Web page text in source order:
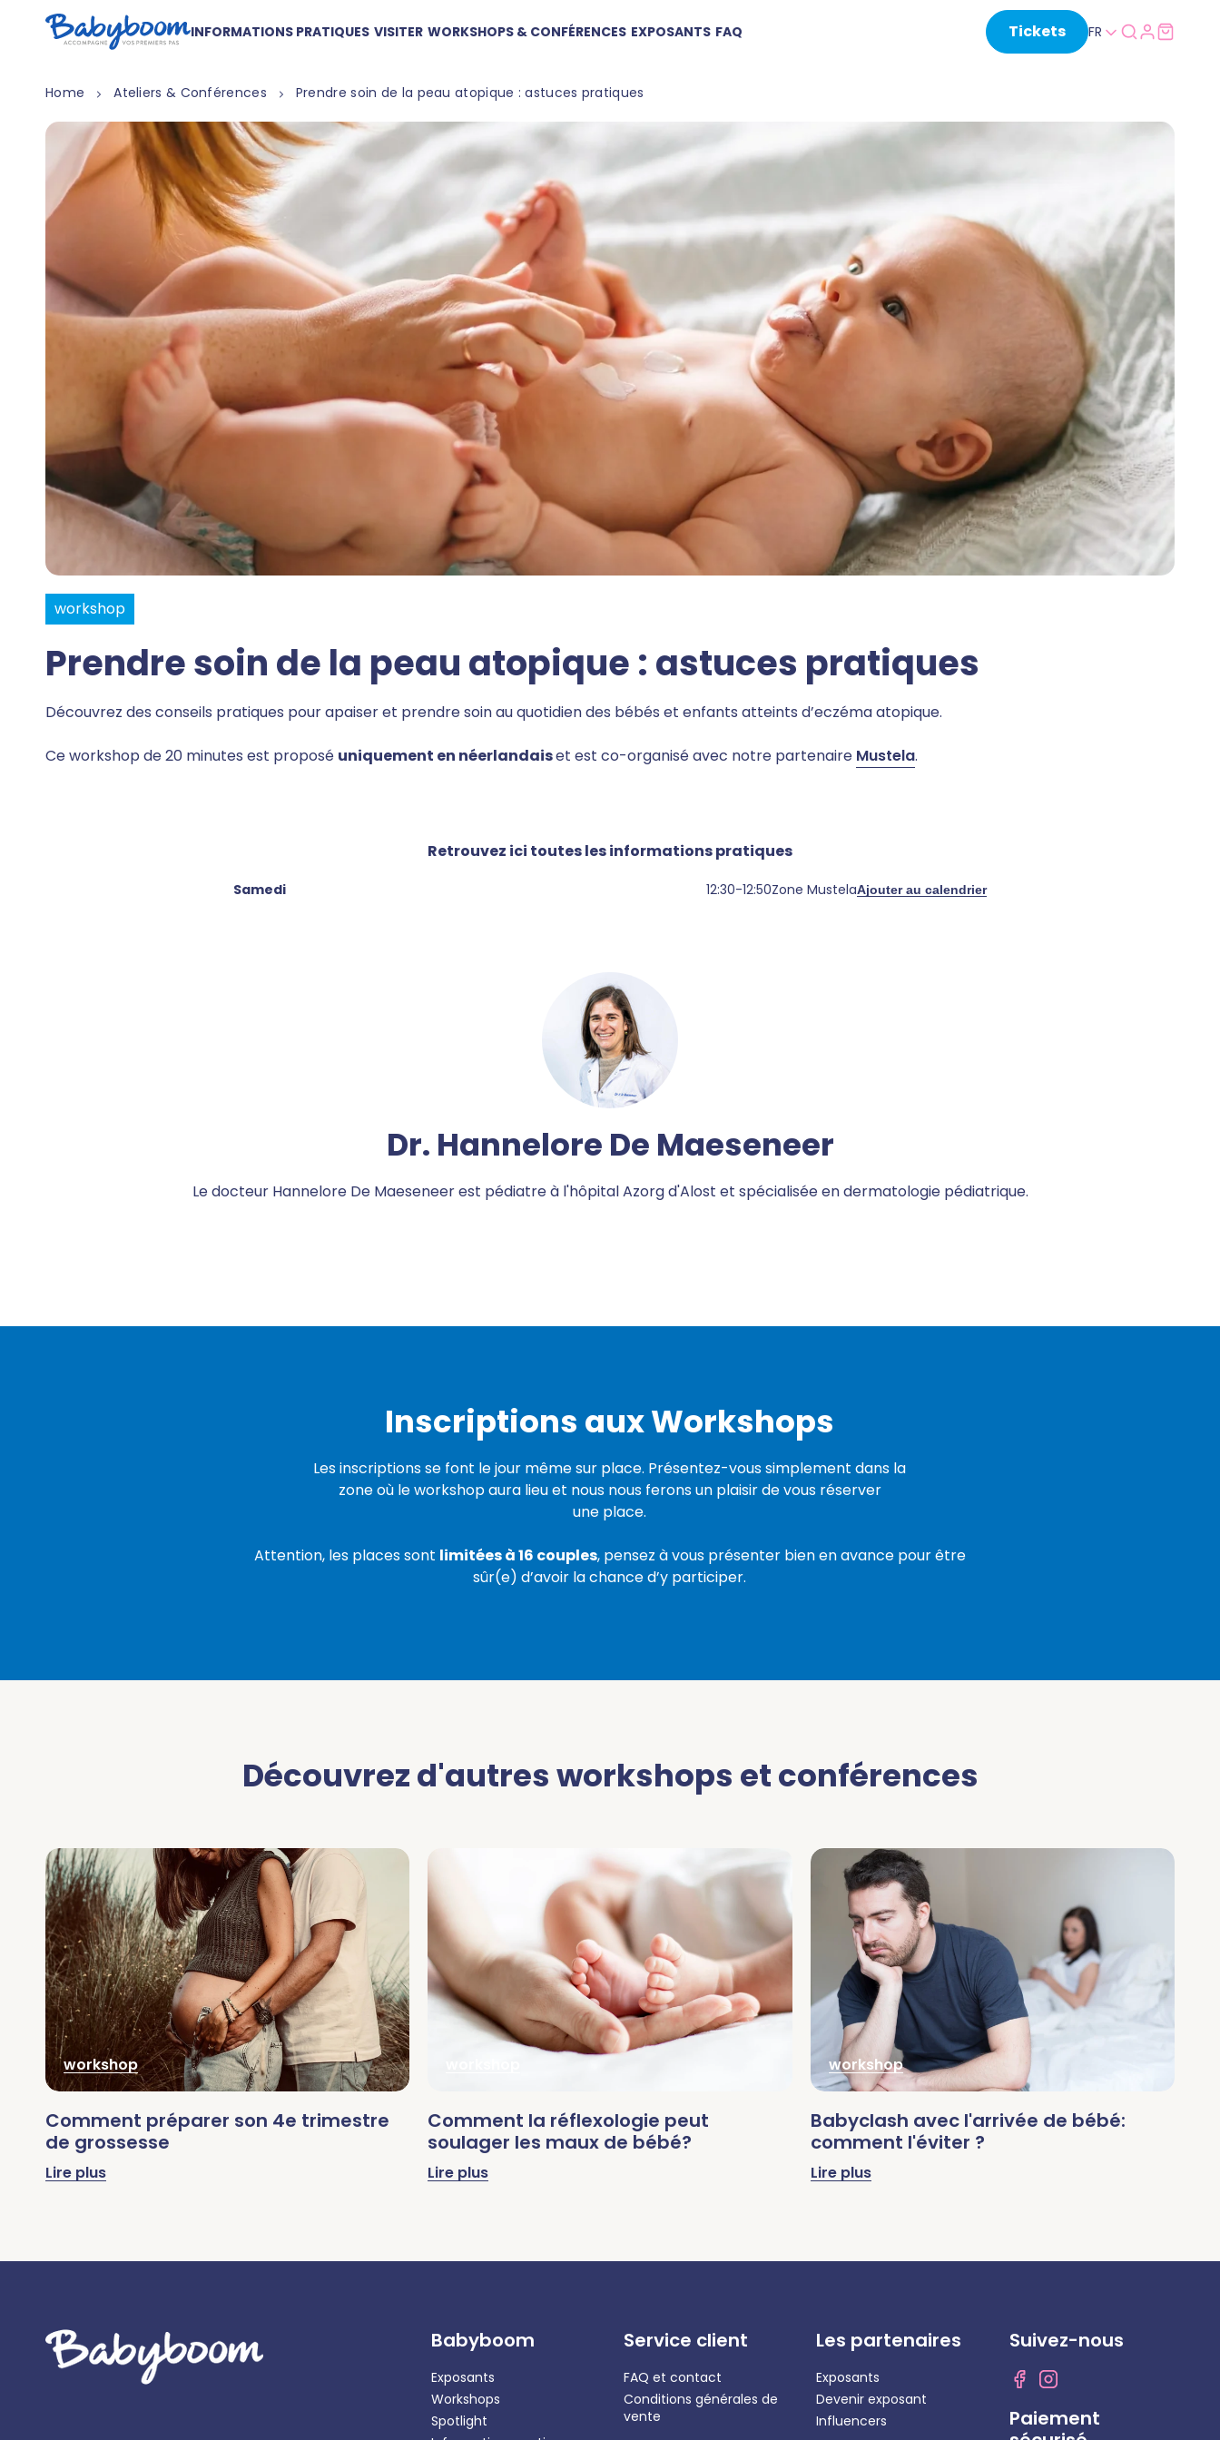
INFORMATIONS PRATIQUES VISITER WORKSHOPS & CONFÉRENCES EXPOSANTS FAQ Tickets FR
Home Ateliers & Conférences Prendre soin de la peau atopique : astuces pratiques
workshop
Prendre soin de la peau atopique : astuces pratiques
Découvrez des conseils pratiques pour apaiser et prendre soin au quotidien des bébés et enfants atteints d’eczéma atopique.
Ce workshop de 20 minutes est proposé uniquement en néerlandaiset est co-organisé avec notre partenaire Mustela.
Retrouvez ici toutes les informations pratiques
Samedi 12:30-12:50Zone MustelaAjouter au calendrier
Dr. Hannelore De Maeseneer
Le docteur Hannelore De Maeseneer est pédiatre à l'hôpital Azorg d'Alost et spécialisée en dermatologie pédiatrique.
Inscriptions aux Workshops
Les inscriptions se font le jour même sur place. Présentez-vous simplement dans la
zone où le workshop aura lieu et nous nous ferons un plaisir de vous réserver
une place.
Attention, les places sont limitées à 16 couples, pensez à vous présenter bien en avance pour être
sûr(e) d’avoir la chance d’y participer.
Découvrez d'autres workshops et conférences
workshop
Comment préparer son 4e trimestre
de grossesse
Lire plus
Comment la réflexologie peut
soulager les maux de bébé?
Lire plus
workshop
Babyclash avec l'arrivée de bébé:
comment l'éviter ?
Lire plus
Babyboom
Exposants
Workshops
Spotlight
Service client
FAQ et contact
Conditions générales de
vente
Les partenaires
Exposants
Devenir exposant
Influencers
Suivez-nous
Paiement